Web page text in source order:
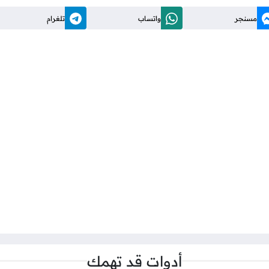
مسنجر واتساب تلغرام
أدوات قد تهمك